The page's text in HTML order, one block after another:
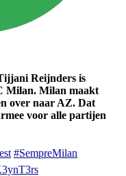
Reijnders is
Milan. Milan maakt
over naar AZ. Dat
voor alle partijen
#SempreMilan